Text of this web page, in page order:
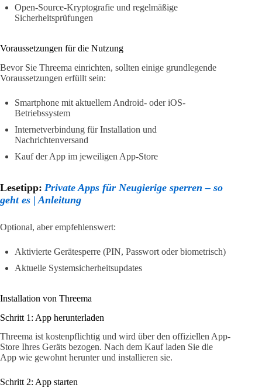
Open-Source-Kryptografie und regelmäßige
Sicherheitsprüfungen
Voraussetzungen für die Nutzung
Bevor Sie Threema einrichten, sollten einige grundlegende
Voraussetzungen erfüllt sein:
Smartphone mit aktuellem Android- oder iOS-
Betriebssystem
Internetverbindung für Installation und
Nachrichtenversand
Kauf der App im jeweiligen App-Store
Lesetipp: Private Apps für Neugierige sperren – so
geht es | Anleitung
Optional, aber empfehlenswert:
Aktivierte Gerätesperre (PIN, Passwort oder biometrisch)
Aktuelle Systemsicherheitsupdates
Installation von Threema
Schritt 1: App herunterladen
Threema ist kostenpflichtig und wird über den offiziellen App-
Store Ihres Geräts bezogen. Nach dem Kauf laden Sie die
App wie gewohnt herunter und installieren sie.
Schritt 2: App starten